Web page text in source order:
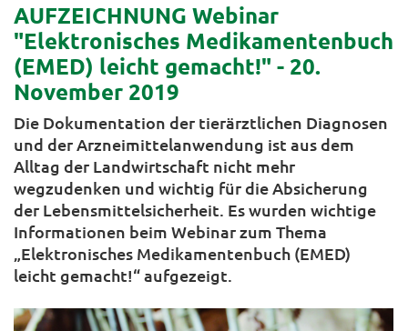
AUFZEICHNUNG Webinar
"Elektronisches Medikamentenbuch
(EMED) leicht gemacht!" - 20.
November 2019
Die Dokumentation der tierärztlichen Diagnosen
und der Arzneimittelanwendung ist aus dem
Alltag der Landwirtschaft nicht mehr
wegzudenken und wichtig für die Absicherung
der Lebensmittelsicherheit. Es wurden wichtige
Informationen beim Webinar zum Thema
„Elektronisches Medikamentenbuch (EMED)
leicht gemacht!“ aufgezeigt.